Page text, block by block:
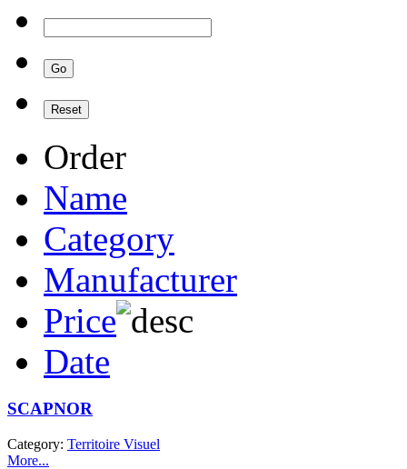
Order
Name
Category
Manufacturer
Price
Date
SCAPNOR
Category: Territoire Visuel
More...